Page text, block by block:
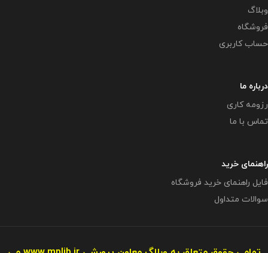
وبلاگ
فروشگاه
حساب کاربری
درباره ما
رزومه کاری
تماس با ما
راهنمای خرید
فایل راهنمای خرید فروشگاه
سوالات متداول